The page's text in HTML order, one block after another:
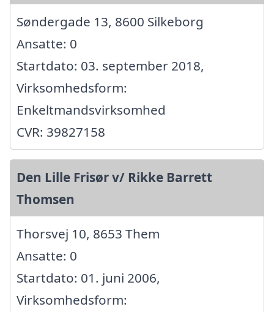
Søndergade 13, 8600 Silkeborg
Ansatte: 0
Startdato: 03. september 2018,
Virksomhedsform:
Enkeltmandsvirksomhed
CVR: 39827158
Den Lille Frisør v/ Rikke Barrett
Thomsen
Thorsvej 10, 8653 Them
Ansatte: 0
Startdato: 01. juni 2006,
Virksomhedsform: